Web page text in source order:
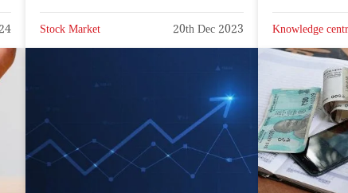
Stock Market 20th Dec 2023 Knowledge